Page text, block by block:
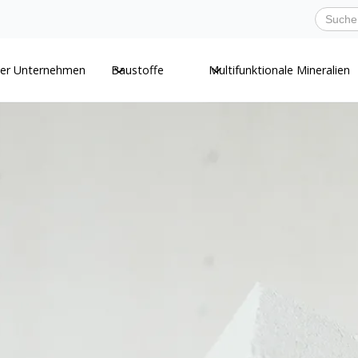
Unternehmen Baustoffe Multifunktionale Mineralien